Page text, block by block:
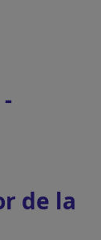
de la